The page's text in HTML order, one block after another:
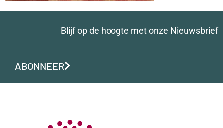
Blijf op de hoogte met onze Nieuwsbrief
ABONNEER